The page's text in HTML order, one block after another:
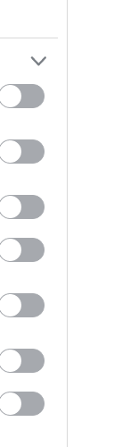
A Fradi
előtt
Rodri-
MAGYAR
csapat
MAGYAR
NB I: